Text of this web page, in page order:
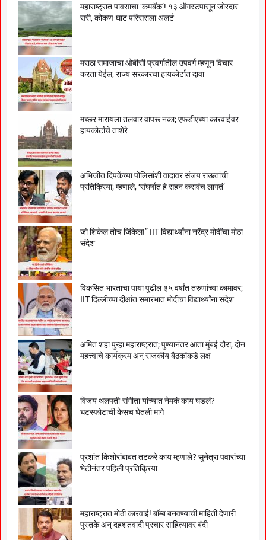
महाराष्ट्रात पावसाचा ‘कमबॅक’! १३ ऑगस्टपासून जोरदार
सरी, कोकण-घाट परिसराला अलर्ट
मराठा समाजाचा ओबीसी प्रवर्गातील उपवर्ग म्हणून विचार
करता येईल, राज्य सरकारचा हायकोर्टात दावा
मच्छर मारायला तलवार वापरू नका; एफडीएच्या कारवाईवर
हायकोर्टाचे ताशेरे
अभिजीत दिपकेंच्या पोलिसांशी वादावर संजय राऊतांची
प्रतिक्रिया; म्हणाले, ‘संघर्षात हे सहन करावंच लागतं’
जो शिकेल तोच जिंकेल!” IIT विद्यार्थ्यांना नरेंद्र मोदींचा मोठा
संदेश
विकसित भारताचा पाया पुढील ३५ वर्षांत तरुणांच्या कामावर;
IIT दिल्लीच्या दीक्षांत समारंभात मोदींचा विद्यार्थ्यांना संदेश
अमित शहा पुन्हा महाराष्ट्रात; पुण्यानंतर आता मुंबई दौरा, दोन
महत्त्वाचे कार्यक्रम अन् राजकीय बैठकांकडे लक्ष
विजय थलपती-संगीता यांच्यात नेमकं काय घडलं?
घटस्फोटाची केसच घेतली मागे
प्रशांत किशोरांबाबत तटकरे काय म्हणाले? सुनेत्रा पवारांच्या
भेटीनंतर पहिली प्रतिक्रिया
महाराष्ट्रात मोठी कारवाई! बॉम्ब बनवण्याची माहिती देणारी
पुस्तके अन् दहशतवादी प्रचार साहित्यावर बंदी